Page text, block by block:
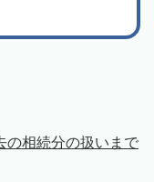
相続分の扱いまで